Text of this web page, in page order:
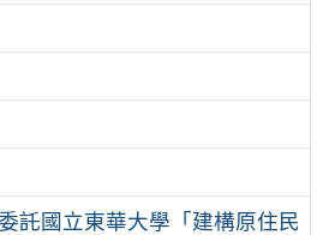
託國立東華大學「建構原住民